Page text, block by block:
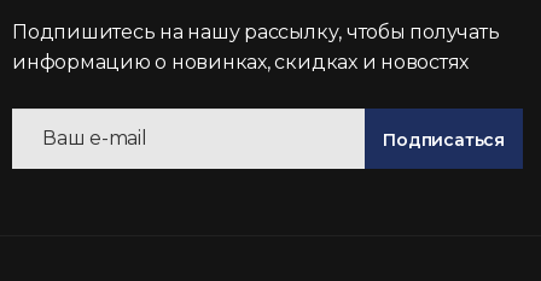
Подпишитесь на нашу рассылку, чтобы получать
информацию о новинках, скидках и новостях
Подписаться